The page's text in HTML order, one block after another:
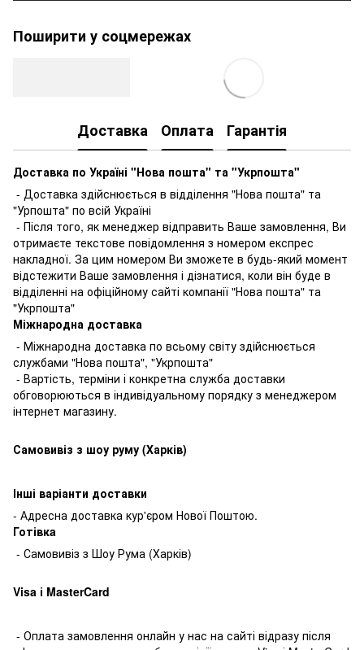
Поширити у соцмережах
Доставка Оплата Гарантія
Доставка по Україні "Нова пошта" та "Укрпошта"
- Доставка здійснюється в відділення "Нова пошта" та
"Урпошта" по всій Україні
- Після того, як менеджер відправить Ваше замовлення, Ви
отримаєте текстове повідомлення з номером експрес
накладної. За цим номером Ви зможете в будь-який момент
відстежити Ваше замовлення і дізнатися, коли він буде в
відділенні на офіційному сайті компанії "Нова пошта" та
"Укрпошта"
Міжнародна доставка
- Міжнародна доставка по всьому світу здійснюється
службами "Нова пошта", "Укрпошта"
- Вартість, терміни і конкретна служба доставки
обговорюються в індивідуальному порядку з менеджером
інтернет магазину.
Самовивіз з шоу руму (Харків)
Інші варіанти доставки
- Адресна доставка кур'єром Нової Поштою.
Готівкa
- Самовивіз з Шоу Рума (Харків)
Visa і MasterCard
- Оплата замовлення онлайн у нас на сайті відразу після